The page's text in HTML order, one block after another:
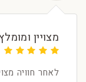
מצויין
לאחר חוויה